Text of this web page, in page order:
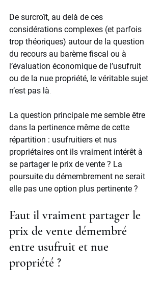
De surcroît, au delà de ces
considérations complexes (et parfois
trop théoriques) autour de la question
du recours au barème fiscal ou à
l’évaluation économique de l’usufruit
ou de la nue propriété, le véritable sujet
n’est pas là.
La question principale me semble être
dans la pertinence même de cette
répartition : usufruitiers et nus
propriétaires ont ils vraiment intérêt à
se partager le prix de vente ? La
poursuite du démembrement ne serait
elle pas une option plus pertinente ?
Faut il vraiment partager le
prix de vente démembré
entre usufruit et nue
propriété ?